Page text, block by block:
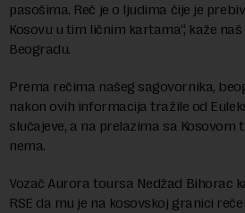
pasošima. Reč je o ljudima čije je
Kosovu u tim ličnim kartama“, kaže
Beogradu.
Prema rečima našeg sagovornika,
nakon ovih informacija tražile od
slučajeve, a na prelazima sa Kosovom
nema.
Vozač Aurora toursa Nedžad Bihorac
RSE da mu je na kosovskoj granici